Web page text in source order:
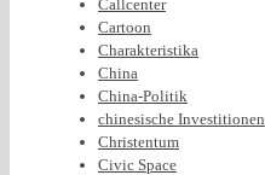
Callcenter
Cartoon
Charakteristika
China
China-Politik
chinesische Investitionen
Christentum
Civic Space